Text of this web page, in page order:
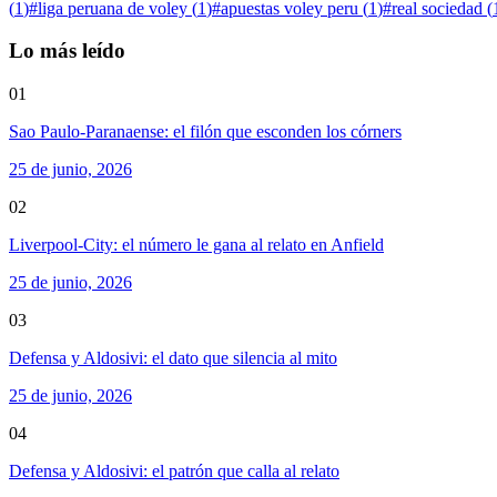
(1)#liga peruana de voley (1)#apuestas voley peru (1)#real sociedad (
Lo más leído
01
Sao Paulo-Paranaense: el filón que esconden los córners
25 de junio, 2026
02
Liverpool-City: el número le gana al relato en Anfield
25 de junio, 2026
03
Defensa y Aldosivi: el dato que silencia al mito
25 de junio, 2026
04
Defensa y Aldosivi: el patrón que calla al relato